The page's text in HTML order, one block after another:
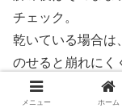
チェック。
乾いている場合は
のせると崩れにく
シロップは水と
数滴加えると香り
メニュー ホーム